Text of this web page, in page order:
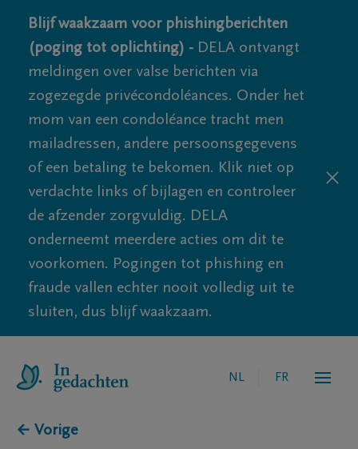
Blijf waakzaam voor phishingberichten
(poging tot oplichting) - DELA ontvangt
meldingen over valse berichten via
zogezegde privécondoléances. Onder het
mom van een condoléance tracht men
mailadressen, andere persoonsgegevens
of een betaling te bekomen. Klik niet op
verdachte links of bijlagen en controleer
de afzender zorgvuldig. DELA
onderneemt meerdere acties om dit te
voorkomen. Pogingen tot phishing en
fraude vallen echter nooit volledig uit te
sluiten, dus blijf waakzaam.
NL FR
← Vorige